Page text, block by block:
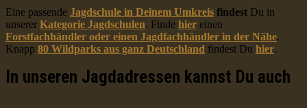
Eine passende Jagdschule in Deinem Umkreis findest Du in
unserer Kategorie Jagdschulen. Finde hier einen
Forstfachhändler oder einen Jagdfachhändler in der Nähe.
Knapp 80 Wildparks aus ganz Deutschland findest Du hier.
In unseren Jagdadressen kannst Du auch